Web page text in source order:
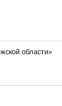
области»